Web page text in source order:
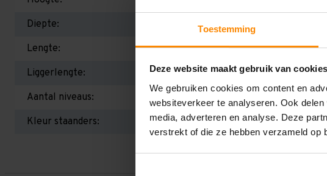
Toestemming
Deze website maakt gebruik van cookies
We gebruiken cookies om content en
websiteverkeer te analyseren. Ook
media, adverteren en analyse. Deze
verstrekt of die ze hebben verzameld op
Diepte:
Lengte:
Liggerlengte:
2.250
Aantal niveaus:
Kleur staanders:
Blauw